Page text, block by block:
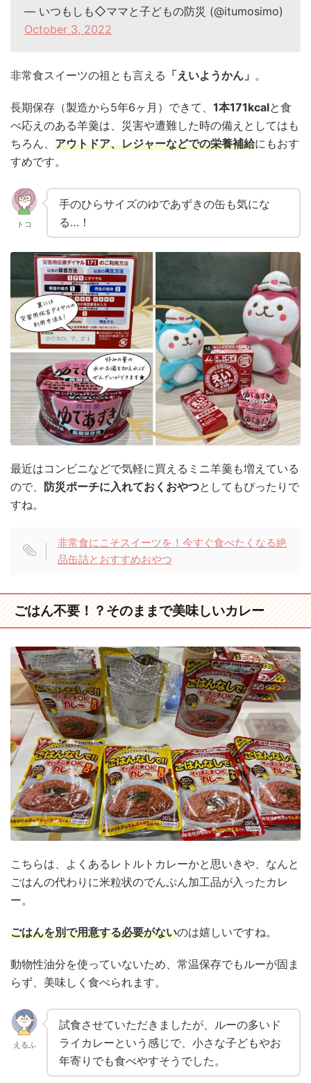
— いつもしも◇ママと子どもの防災 (@itumosimo)
October 3, 2022
非常食スイーツの祖とも言える 「えいようかん」 。
長期保存（製造から5年6ヶ月）できて、 1本171kcalと食
べ応えのある羊羹は、災害や遭難した時の備えとしてはも
ちろん、 アウトドア、レジャーなどでの栄養補給にもおす
すめです。
トコ
手のひらサイズのゆであずきの缶も気にな
る…！
最近はコンビニなどで気軽に買えるミニ羊羹も増えている
ので、 防災ポーチに入れておくおやつとしてもぴったりで
すね。
非常食にこそスイーツを！今すぐ食べたくなる絶
品缶詰とおすすめおやつ
ごはん不要！？そのままで美味しいカレー
こちらは、よくあるレトルトカレーかと思いきや、なんと
ごはんの代わりに米粒状のでんぷん加工品が入ったカレ
ー。
ごはんを別で用意する必要がないのは嬉しいですね。
動物性油分を使っていないため、常温保存でもルーが固ま
らず、美味しく食べられます。
えるふ
試食させていただきましたが、ルーの多いド
ライカレーという感じで、小さな子どもやお
年寄りでも食べやすそうでした。